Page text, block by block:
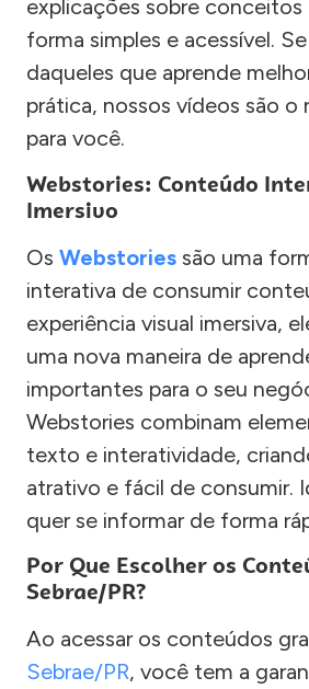
explicações sobre
forma simples e acessível.
daqueles que aprende
prática, nossos vídeos são o
para você.
Webstories: Conteúdo
Imersivo
Os Webstories são uma
interativa de consumir
experiência visual imersiva,
uma nova maneira de
importantes para o seu
Webstories combinam
texto e interatividade,
atrativo e fácil de consumir.
quer se informar de forma
Por Que Escolher os
Sebrae/PR?
Ao acessar os conteúdos
Sebrae/PR, você tem a